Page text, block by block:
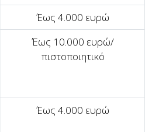
Έως 4.000 ευρώ
Έως 10.000 ευρώ/
πιστοποιητικό
Έως 4.000 ευρώ